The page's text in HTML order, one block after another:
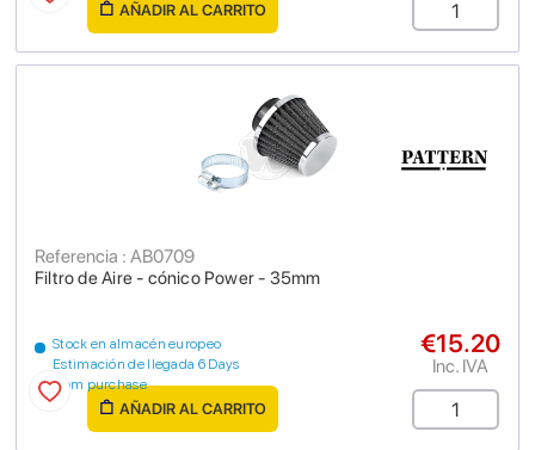
AÑADIR AL CARRITO
Filtro de Aire - cónico Power - 35mm
Referencia : AB0709
Stock en almacén europeo
Estimación de llegada 6 Days
from purchase
€15.20
Inc. IVA
AÑADIR AL CARRITO